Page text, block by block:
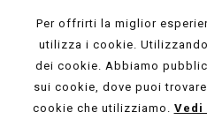
Per offrirti la miglior
utilizza i cookie.
dei cookie. Abbiamo
sui cookie, dove puoi
cookie che utilizziamo. Vedi